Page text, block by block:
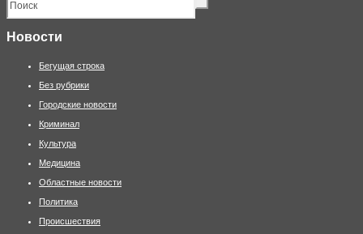
Новости
Бегущая строка
Без рубрики
Городские новости
Криминал
Культура
Медицина
Областные новости
Политика
Происшествия